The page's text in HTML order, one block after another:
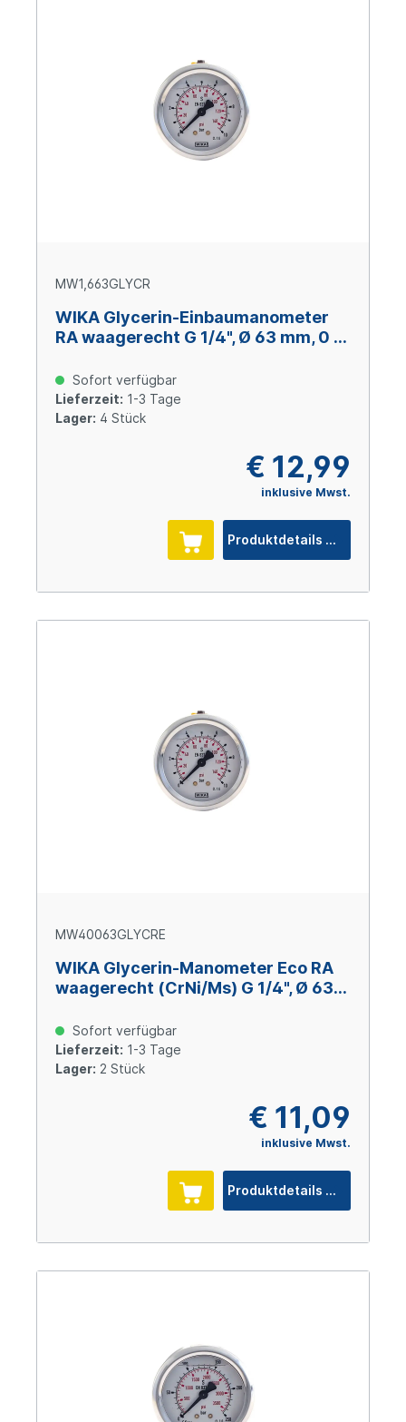
MW1,663GLYCR
WIKA Glycerin-Einbaumanometer
RA waagerecht G 1/4", Ø 63 mm, 0 –
Sofort verfügbar
Lieferzeit: 1-3 Tage
Lager: 4 Stück
€ 12,99
inklusive Mwst.
Produktdetails
MW40063GLYCRE
WIKA Glycerin-Manometer Eco RA
waagerecht (CrNi/Ms) G 1/4", Ø 63
Sofort verfügbar
Lieferzeit: 1-3 Tage
Lager: 2 Stück
€ 11,09
inklusive Mwst.
Produktdetails